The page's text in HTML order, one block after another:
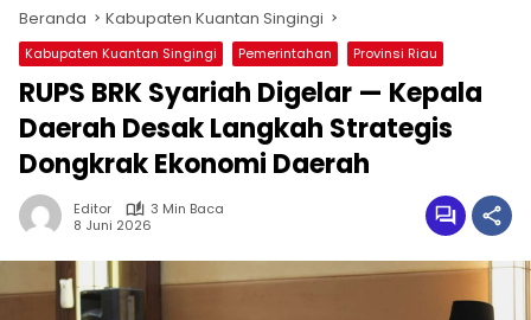
Beranda Kabupaten Kuantan Singingi
Kabupaten Kuantan Singingi Pemerintahan Provinsi Riau
RUPS BRK Syariah Digelar — Kepala
Daerah Desak Langkah Strategis
Dongkrak Ekonomi Daerah
Editor
3 Min Baca
8 Juni 2026